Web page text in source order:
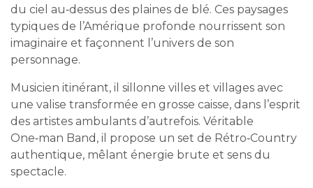
du ciel au‑dessus des plaines de blé. Ces paysages
typiques de l’Amérique profonde nourrissent son
imaginaire et façonnent l’univers de son
personnage.
Musicien itinérant, il sillonne villes et villages avec
une valise transformée en grosse caisse, dans l’esprit
des artistes ambulants d’autrefois. Véritable
One‑man Band, il propose un set de Rétro‑Country
authentique, mêlant énergie brute et sens du
spectacle.